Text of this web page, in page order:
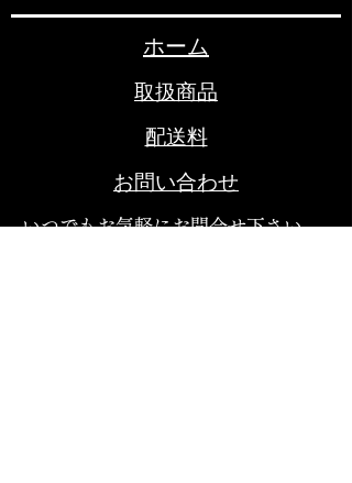
ホーム
取扱商品
配送料
お問い合わせ
いつでもお気軽にお問合せ下さい